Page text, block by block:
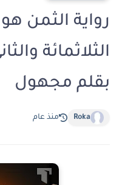
رواية الثمن
بقلم مجهول
Roka منذ عام